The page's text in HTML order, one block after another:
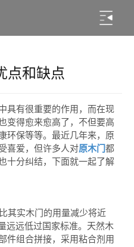
点和缺点
具有很重要的作用，而在现
变得愈来愈高了，不但要高
环保等等。最近几年来，原
喜爱，但许多人对原木门 都
十分纠结，下面就一起了解
其实木门的用量减少将近
远远低过国家标准。天然木
件组合拼接，采用粘合剂用